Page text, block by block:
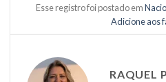
Esse registro foi postado em
Adicione aos
RAQUEL